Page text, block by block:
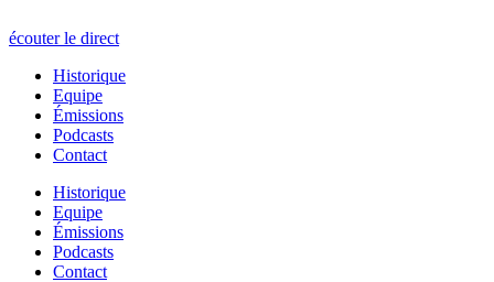
écouter le direct
Historique
Equipe
Émissions
Podcasts
Contact
Historique
Equipe
Émissions
Podcasts
Contact